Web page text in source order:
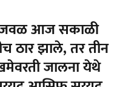
जवळ आज सकाळी
ठार झाले, तर तीन
जालना येथे